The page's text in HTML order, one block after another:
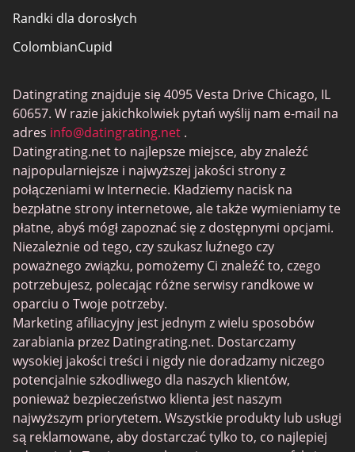
Randki dla dorosłych
ColombianCupid
MeetMindful
Randki BDSM
BBPeopleMeet
Witryny Sugar Daddy
JPeopleMeet
Trans Dating
Senior serwisy randkowe
MyLOL
Gejowskie Randki
Randki dla lesbijek
Czarne serwisy randkowe
SugarDaddyMeet
LatinAmericanCupid
Datingrating znajduje się 4095 Vesta Drive Chicago, IL
60657. W razie jakichkolwiek pytań wyślij nam e-mail na
adres info@datingrating.net .
Datingrating.net to najlepsze miejsce, aby znaleźć
najpopularniejsze i najwyższej jakości strony z
połączeniami w Internecie. Kładziemy nacisk na
bezpłatne strony internetowe, ale także wymieniamy te
płatne, abyś mógł zapoznać się z dostępnymi opcjami.
Niezależnie od tego, czy szukasz luźnego czy
poważnego związku, pomożemy Ci znaleźć to, czego
potrzebujesz, polecając różne serwisy randkowe w
oparciu o Twoje potrzeby.
Marketing afiliacyjny jest jednym z wielu sposobów
zarabiania przez Datingrating.net. Dostarczamy
wysokiej jakości treści i nigdy nie doradzamy niczego
potencjalnie szkodliwego dla naszych klientów,
ponieważ bezpieczeństwo klienta jest naszym
najwyższym priorytetem. Wszystkie produkty lub usługi
są reklamowane, aby dostarczać tylko to, co najlepiej